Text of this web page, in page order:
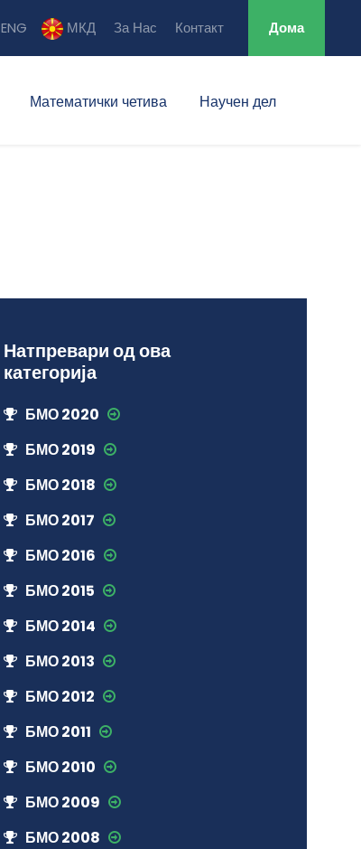
ENG МКД За Нас Контакт Дома
Математички четива Научен дел
Натпревари од ова
категорија
БМО 2020
БМО 2019
БМО 2018
БМО 2017
БМО 2016
БМО 2015
БМО 2014
БМО 2013
БМО 2012
БМО 2011
БМО 2010
БМО 2009
БМО 2008